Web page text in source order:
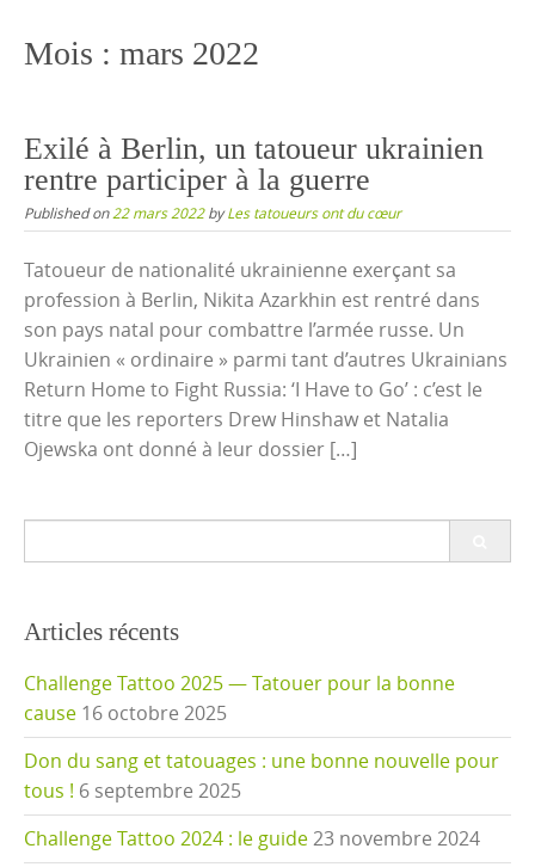
Mois : mars 2022
Exilé à Berlin, un tatoueur ukrainien
rentre participer à la guerre
Published on22 mars 2022byLes tatoueurs ont du cœur
Tatoueur de nationalité ukrainienne exerçant sa
profession à Berlin, Nikita Azarkhin est rentré dans
son pays natal pour combattre l’armée russe. Un
Ukrainien « ordinaire » parmi tant d’autres Ukrainians
Return Home to Fight Russia: ‘I Have to Go’ : c’est le
titre que les reporters Drew Hinshaw et Natalia
Ojewska ont donné à leur dossier […]
Articles récents
Challenge Tattoo 2025 — Tatouer pour la bonne
cause 16 octobre 2025
Don du sang et tatouages : une bonne nouvelle pour
tous ! 6 septembre 2025
Challenge Tattoo 2024 : le guide23 novembre 2024